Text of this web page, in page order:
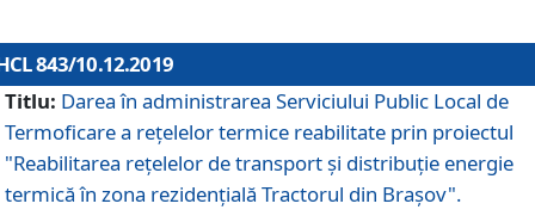
843/10.12.2019
Titlu: Darea în administrarea Serviciului Public Local de
Termoficare a rețelelor termice reabilitate prin proiectul
"Reabilitarea reţelelor de transport şi distribuţie energie
termică în zona rezidenţială Tractorul din Braşov".